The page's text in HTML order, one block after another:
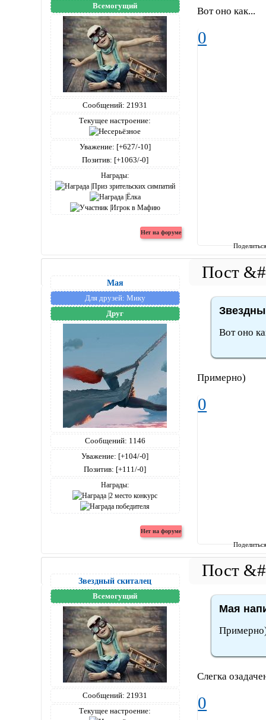
Всемогущий
Сообщений: 21931
Текущее настроение:
Уважение: [+627/-10]
Позитив: [+1063/-0]
Награды:
Вот оно как...
0
Мая
Для друзей: Мику
Друг
Сообщений: 1146
Уважение: [+104/-0]
Позитив: [+111/-0]
Награды:
Вот оно
Примерно)
0
Звездный скиталец
Всемогущий
Сообщений: 21931
Текущее настроение:
Мая
Слегка
0